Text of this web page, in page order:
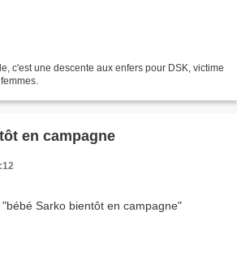
c'est une descente aux enfers pour DSK, victime
en campagne